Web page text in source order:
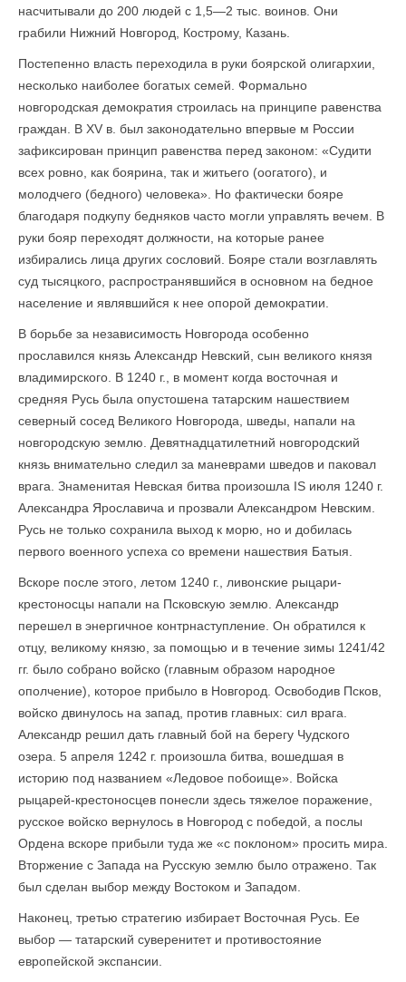
насчитывали до 200 людей с 1,5—2 тыс. воинов. Они
грабили Нижний Новгород, Кострому, Казань.
Постепенно власть переходила в руки боярской олигархии,
несколько наиболее богатых семей. Формально
новгородская демократия строилась на принципе равенства
граждан. В XV в. был законодательно впервые м России
зафиксирован принцип равенства перед законом: «Судити
всех ровно, как боярина, так и житьего (оогатого), и
молодчего (бедного) человека». Но фактически бояре
благодаря подкупу бедняков часто могли управлять вечем. В
руки бояр переходят должности, на которые ранее
избирались лица других сословий. Бояре стали возглавлять
суд тысяцкого, распространявшийся в основном на бедное
население и являвшийся к нее опорой демократии.
В борьбе за независимость Новгорода особенно
прославился князь Александр Невский, сын великого князя
владимирского. В 1240 г., в момент когда восточная и
средняя Русь была опустошена татарским нашествием
северный сосед Великого Новгорода, шведы, напали на
новгородскую землю. Девятнадцатилетний новгородский
князь внимательно следил за маневрами шведов и паковал
врага. Знаменитая Невская битва произошла IS июля 1240 г.
Александра Ярославича и прозвали Александром Невским.
Русь не только сохранила выход к морю, но и добилась
первого военного успеха со времени нашествия Батыя.
Вскоре после этого, летом 1240 г., ливонские рыцари-
крестоносцы напали на Псковскую землю. Александр
перешел в энергичное контрнаступление. Он обратился к
отцу, великому князю, за помощью и в течение зимы 1241/42
гг. было собрано войско (главным образом народное
ополчение), которое прибыло в Новгород. Освободив Псков,
войско двинулось на запад, против главных: сил врага.
Александр решил дать главный бой на берегу Чудского
озера. 5 апреля 1242 г. произошла битва, вошедшая в
историю под названием «Ледовое побоище». Войска
рыцарей-крестоносцев понесли здесь тяжелое поражение,
русское войско вернулось в Новгород с победой, а послы
Ордена вскоре прибыли туда же «с поклоном» просить мира.
Вторжение с Запада на Русскую землю было отражено. Так
был сделан выбор между Востоком и Западом.
Наконец, третью стратегию избирает Восточная Русь. Ее
выбор — татарский суверенитет и противо­стояние
европейской экспансии.